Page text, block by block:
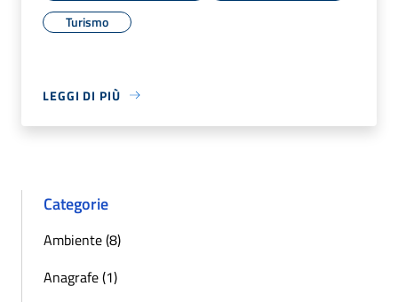
Turismo
LEGGI DI PIÙ
Categorie
Ambiente (8)
Anagrafe (1)